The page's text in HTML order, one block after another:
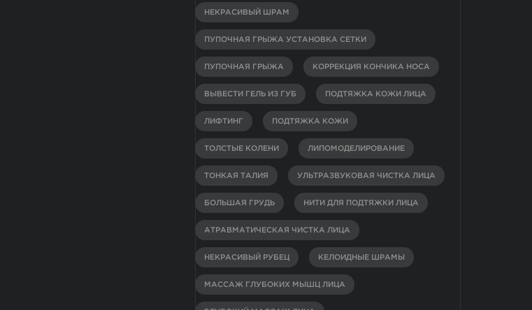
НЕКРАСИВЫЙ ШРАМ
ПУПОЧНАЯ ГРЫЖА УСТАНОВКА СЕТКИ
ПУПОЧНАЯ ГРЫЖА КОРРЕКЦИЯ КОНЧИКА НОСА
ВЫВЕСТИ ГЕЛЬ ИЗ ГУБ ПОДТЯЖКА КОЖИ ЛИЦА
ЛИФТИНГ ПОДТЯЖКА КОЖИ
ТОЛСТЫЕ КОЛЕНИ ЛИПОМОДЕЛИРОВАНИЕ
ТОНКАЯ ТАЛИЯ УЛЬТРАЗВУКОВАЯ ЧИСТКА ЛИЦА
БОЛЬШАЯ ГРУДЬ НИТИ ДЛЯ ПОДТЯЖКИ ЛИЦА
АТРАВМАТИЧЕСКАЯ ЧИСТКА ЛИЦА
НЕКРАСИВЫЙ РУБЕЦ КЕЛОИДНЫЕ ШРАМЫ
МАССАЖ ГЛУБОКИХ МЫШЦ ЛИЦА